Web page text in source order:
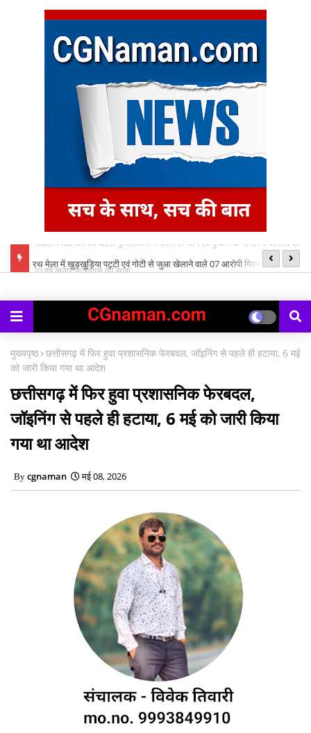
को रथ मेला में खुड़खुड़िया पट्टी एवं गोटी से जुआ खेलाने वाले 07 आरोपी गिरफ्तार
मुख्यपृष्ठ छत्तीसगढ़ में फिर हुवा प्रशासनिक फेरबदल, जॉइनिंग से पहले ही हटाया, 6 मई
को जारी किया गया था आदेश
छत्तीसगढ़ में फिर हुवा प्रशासनिक फेरबदल,
जॉइनिंग से पहले ही हटाया, 6 मई को जारी किया
गया था आदेश
cgnaman मई 08, 2026